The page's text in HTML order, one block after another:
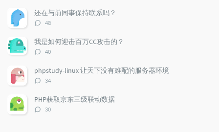
数：
还在与前同事保持联系吗？
评
数：
48
我是如何迎击百万CC攻击的？
评
数：
40
phpstudy-linux 让天下没有难配的服务器环境
评
数：
34
PHP获取京东三级联动数据
评
30